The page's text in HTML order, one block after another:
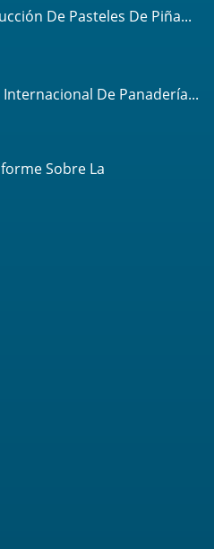
De Pasteles De Piña...
Internacional De Panadería...
Sobre La